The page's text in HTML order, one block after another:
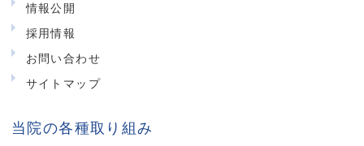
情報公開
採用情報
お問い合わせ
サイトマップ
当院の各種取り組み